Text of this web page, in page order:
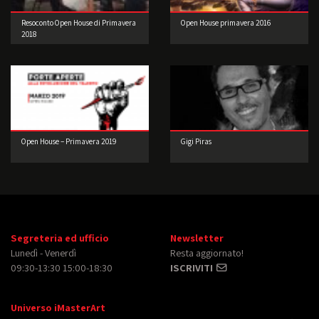
Resoconto Open House di Primavera
2018
Open House primavera 2016
Open House – Primavera 2019 Gigi Piras
Segreteria ed ufficio
Lunedì - Venerdì
09:30-13:30 15:00-18:30
Newsletter
Resta aggiornato!
ISCRIVITI
Universo iMasterArt